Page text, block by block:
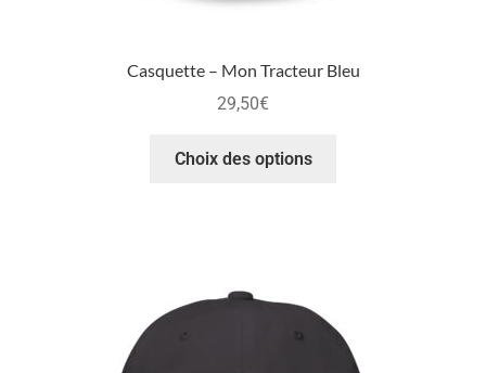
Casquette – Mon Tracteur Bleu
29,50€
Choix des options